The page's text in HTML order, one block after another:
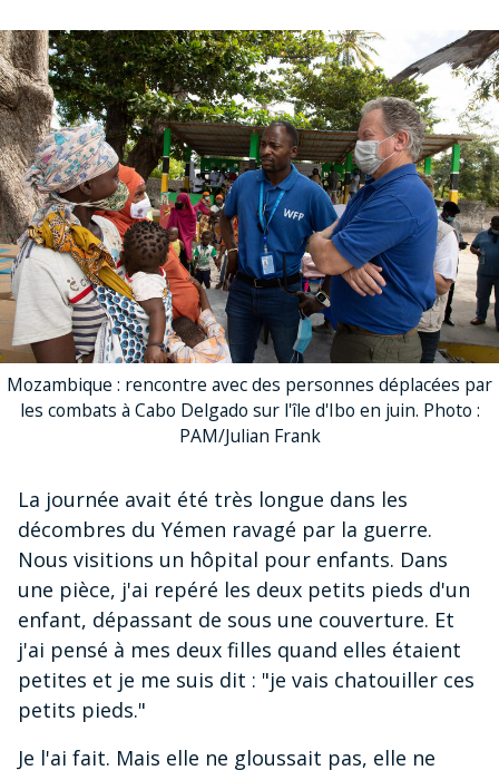
Mozambique : rencontre avec des personnes déplacées par
les combats à Cabo Delgado sur l'île d'Ibo en juin. Photo :
PAM/Julian Frank
La journée avait été très longue dans les
décombres du Yémen ravagé par la guerre.
Nous visitions un hôpital pour enfants. Dans
une pièce, j'ai repéré les deux petits pieds d'un
enfant, dépassant de sous une couverture. Et
j'ai pensé à mes deux filles quand elles étaient
petites et je me suis dit : "je vais chatouiller ces
petits pieds."
Je l'ai fait. Mais elle ne gloussait pas, elle ne